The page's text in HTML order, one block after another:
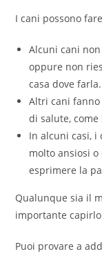
I cani possono
Alcuni cani
oppure non
casa dove farla.
Altri cani
di salute,
In alcuni casi, i
molto ansiosi
esprimere la
Qualunque sia il
importante
Puoi provare a